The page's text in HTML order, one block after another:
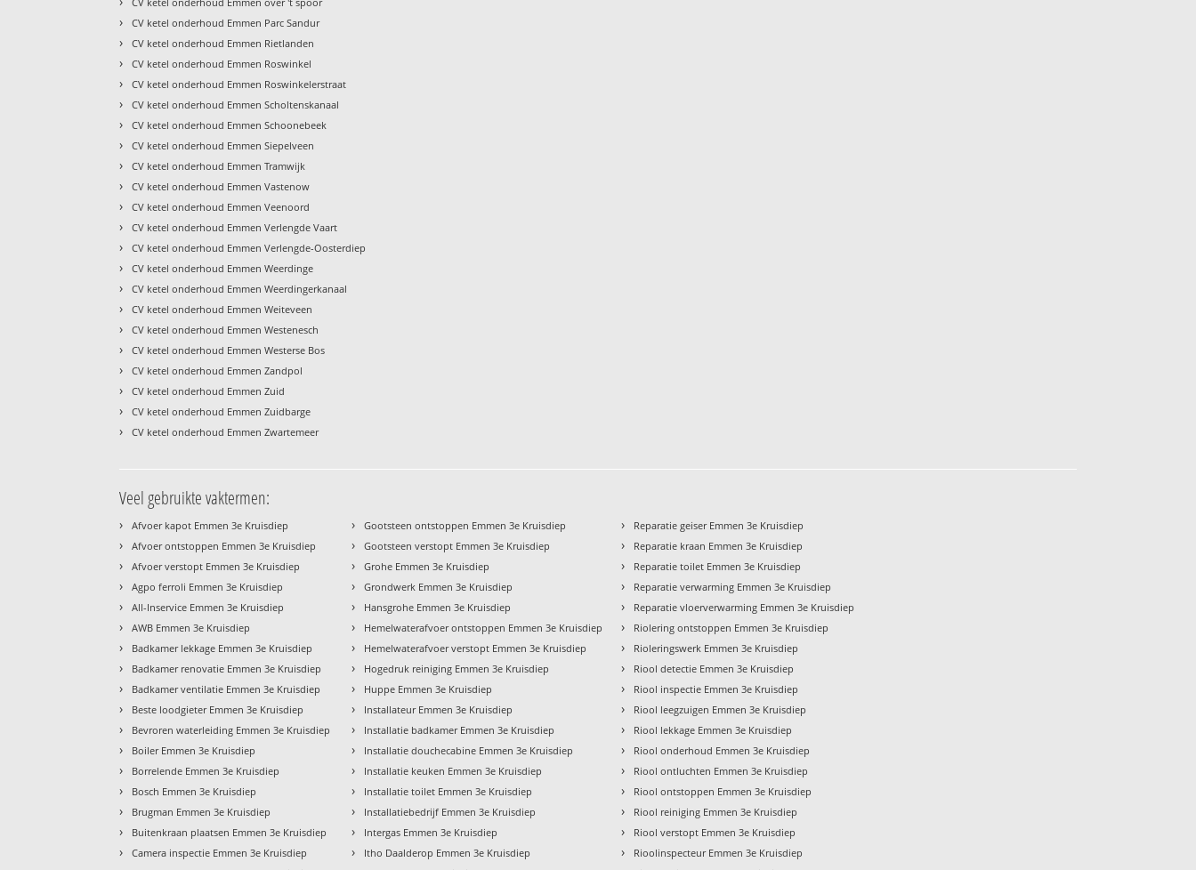
› CV ketel onderhoud Emmen Parc Sandur
› CV ketel onderhoud Emmen Rietlanden
› CV ketel onderhoud Emmen Roswinkel
› CV ketel onderhoud Emmen Roswinkelerstraat
› CV ketel onderhoud Emmen Scholtenskanaal
› CV ketel onderhoud Emmen Schoonebeek
› CV ketel onderhoud Emmen Siepelveen
› CV ketel onderhoud Emmen Tramwijk
› CV ketel onderhoud Emmen Vastenow
› CV ketel onderhoud Emmen Veenoord
› CV ketel onderhoud Emmen Verlengde Vaart
› CV ketel onderhoud Emmen Verlengde-Oosterdiep
› CV ketel onderhoud Emmen Weerdinge
› CV ketel onderhoud Emmen Weerdingerkanaal
› CV ketel onderhoud Emmen Weiteveen
› CV ketel onderhoud Emmen Westenesch
› CV ketel onderhoud Emmen Westerse Bos
› CV ketel onderhoud Emmen Zandpol
› CV ketel onderhoud Emmen Zuid
› CV ketel onderhoud Emmen Zuidbarge
› CV ketel onderhoud Emmen Zwartemeer
Veel gebruikte vaktermen:
› Afvoer kapot Emmen 3e Kruisdiep
› Afvoer ontstoppen Emmen 3e Kruisdiep
› Afvoer verstopt Emmen 3e Kruisdiep
› Agpo ferroli Emmen 3e Kruisdiep
› All-Inservice Emmen 3e Kruisdiep
› AWB Emmen 3e Kruisdiep
› Badkamer lekkage Emmen 3e Kruisdiep
› Badkamer renovatie Emmen 3e Kruisdiep
› Badkamer ventilatie Emmen 3e Kruisdiep
› Beste loodgieter Emmen 3e Kruisdiep
› Bevroren waterleiding Emmen 3e Kruisdiep
› Boiler Emmen 3e Kruisdiep
› Borrelende Emmen 3e Kruisdiep
› Bosch Emmen 3e Kruisdiep
› Brugman Emmen 3e Kruisdiep
› Buitenkraan plaatsen Emmen 3e Kruisdiep
› Camera inspectie Emmen 3e Kruisdiep
› Gootsteen ontstoppen Emmen 3e Kruisdiep
› Gootsteen verstopt Emmen 3e Kruisdiep
› Grohe Emmen 3e Kruisdiep
› Grondwerk Emmen 3e Kruisdiep
› Hansgrohe Emmen 3e Kruisdiep
› Hemelwaterafvoer ontstoppen Emmen 3e Kruisdiep
› Hemelwaterafvoer verstopt Emmen 3e Kruisdiep
› Hogedruk reiniging Emmen 3e Kruisdiep
› Huppe Emmen 3e Kruisdiep
› Installateur Emmen 3e Kruisdiep
› Installatie badkamer Emmen 3e Kruisdiep
› Installatie douchecabine Emmen 3e Kruisdiep
› Installatie keuken Emmen 3e Kruisdiep
› Installatie toilet Emmen 3e Kruisdiep
› Installatiebedrijf Emmen 3e Kruisdiep
› Intergas Emmen 3e Kruisdiep
› Itho Daalderop Emmen 3e Kruisdiep
› Reparatie geiser Emmen 3e Kruisdiep
› Reparatie kraan Emmen 3e Kruisdiep
› Reparatie toilet Emmen 3e Kruisdiep
› Reparatie verwarming Emmen 3e Kruisdiep
› Reparatie vloerverwarming Emmen 3e Kruisdiep
› Riolering ontstoppen Emmen 3e Kruisdiep
› Rioleringswerk Emmen 3e Kruisdiep
› Riool detectie Emmen 3e Kruisdiep
› Riool inspectie Emmen 3e Kruisdiep
› Riool leegzuigen Emmen 3e Kruisdiep
› Riool lekkage Emmen 3e Kruisdiep
› Riool onderhoud Emmen 3e Kruisdiep
› Riool ontluchten Emmen 3e Kruisdiep
› Riool ontstoppen Emmen 3e Kruisdiep
› Riool reiniging Emmen 3e Kruisdiep
› Riool verstopt Emmen 3e Kruisdiep
› Rioolinspecteur Emmen 3e Kruisdiep